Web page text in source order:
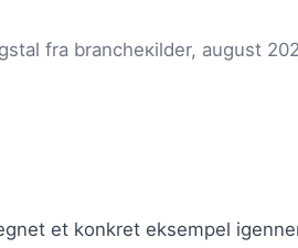
fra brancheкilder, august
et konkret eksempel